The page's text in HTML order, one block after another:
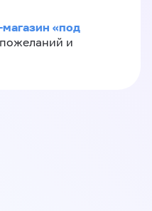
магазин «‎под
и